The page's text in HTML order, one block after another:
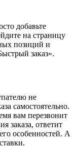
добавьте
на страницу
позиций и
заказ».
не
самостоятельно.
вам перезвонит
заказа, ответит
особенностей. А